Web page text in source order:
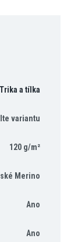
Trika a tílka
variantu
120 g/m²
Merino
Ano
Ano